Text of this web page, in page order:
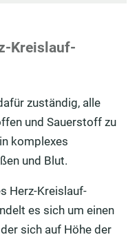
Kreislauf-
zuständig, alle
und Sauerstoff zu
komplexes
und Blut.
Herz-Kreislauf-
es sich um einen
sich auf Höhe der